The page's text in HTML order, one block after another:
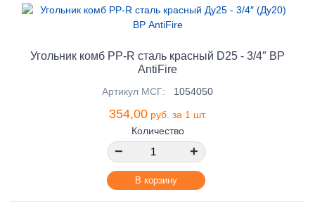
Угольник комб PP-R сталь красный D25 - 3/4″ ВР
AntiFire
Артикул МСГ: 1054050
354,00руб. за 1 шт.
Количество
− +
В корзину